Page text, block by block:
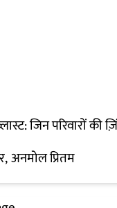
जिन परिवारों की
अनमोल प्रितम